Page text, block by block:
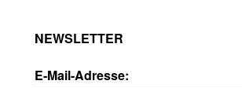
NEWSLETTER
E-Mail-Adresse: